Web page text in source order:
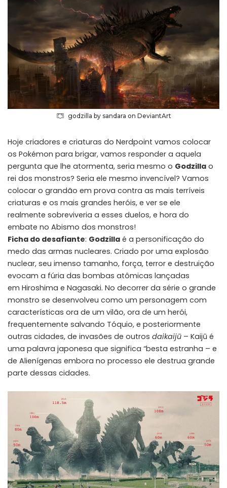
godzilla by sandara on DeviantArt
Hoje criadores e criaturas do Nerdpoint vamos colocar
os Pokémon para brigar, vamos responder a aquela
pergunta que lhe atormenta, seria mesmo o Godzilla o
rei dos monstros? Seria ele mesmo invencível? Vamos
colocar o grandão em prova contra as mais terríveis
criaturas e os mais grandes heróis, e ver se ele
realmente sobreviveria a esses duelos, e hora do
embate no Abismo dos monstros!
Ficha do desafiante: Godzilla é a personificação do
medo das armas nucleares. Criado por uma explosão
nuclear, seu imenso tamanho, força, terror e destruição
evocam a fúria das bombas atômicas lançadas
em Hiroshima e Nagasaki. No decorrer da série o grande
monstro se desenvolveu como um personagem com
características ora de um vilão, ora de um herói,
frequentemente salvando Tóquio, e posteriormente
outras cidades, de invasões de outros daikaijū – Kaijū é
uma palavra japonesa que significa “besta estranha – e
de Alienígenas embora no processo ele destrua grande
parte dessas cidades.